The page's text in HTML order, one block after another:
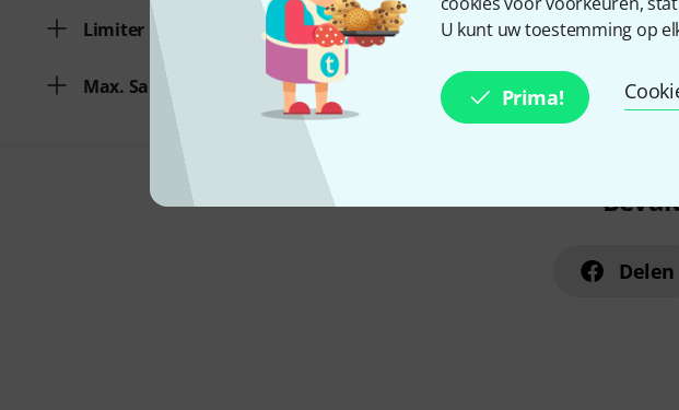
U kunt uw toestemming op
Prima!
Limiter
Max. Sample Rate
Delen